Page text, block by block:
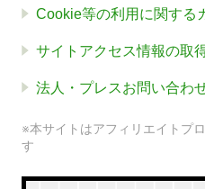
Cookie等の利用に関する
サイトアクセス情報の取
法人・プレスお問い合わ
※本サイトはアフィリエイトプ
す